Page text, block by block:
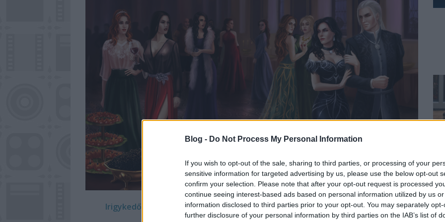
Blog - Do Not Process My Personal Information
If you wish to opt-out of the sale, sharing to third parties, or processing of your
sensitive information for targeted advertising by us, please use the below opt-out
confirm your selection. Please note that after your opt-out request is processed
continue seeing interest-based ads based on personal information utilized by us
information disclosed to third parties prior to your opt-out. You may separately
further disclosure of your personal information by third parties on the IAB’s list of
Irigykedő tekintetek kísérik a boldog párt (Ksenia Eserkepova illusztrációja)